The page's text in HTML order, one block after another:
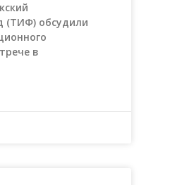
(ТИФ) обсудили
в